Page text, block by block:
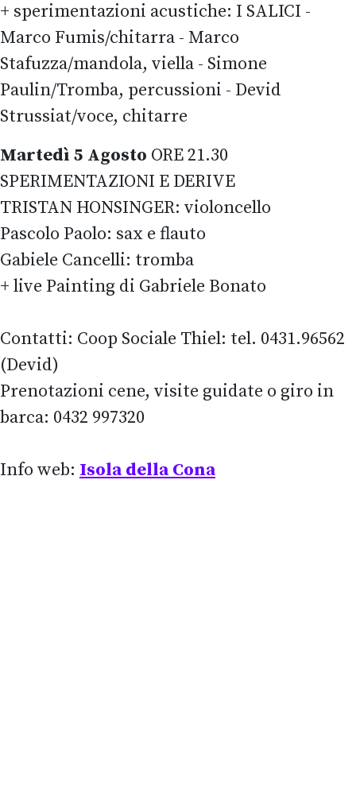
+ sperimentazioni acustiche: I SALICI -
Marco Fumis/chitarra - Marco
Stafuzza/mandola, viella - Simone
Paulin/Tromba, percussioni - Devid
Strussiat/voce, chitarre
Martedì 5 Agosto ORE 21.30
SPERIMENTAZIONI E DERIVE
TRISTAN HONSINGER: violoncello
Pascolo Paolo: sax e flauto
Gabiele Cancelli: tromba
+ live Painting di Gabriele Bonato
Contatti: Coop Sociale Thiel: tel. 0431.96562
(Devid)
Prenotazioni cene, visite guidate o giro in
barca: 0432 997320
Info web: Isola della Cona